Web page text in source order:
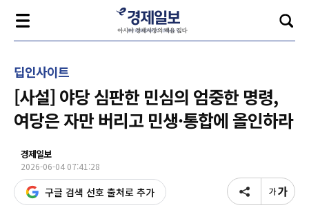
딥인사이트
[사설] 야당 심판한 민심의 엄중한 명령,
여당은 자만 버리고 민생·통합에 올인하라
경제일보
2026-06-04 07:41:28
구글 검색 선호 출처로 추가